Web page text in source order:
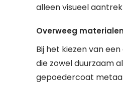
alleen visueel
Overweeg
Bij het kiezen van
die zowel duurzaam
gepoedercoat